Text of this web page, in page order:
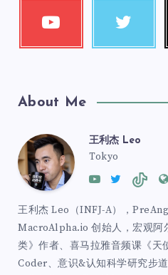
About Me
王利杰 Leo
Tokyo
王利杰 Leo（INFJ-A），
MacroAlpha.io 创始人，宏观阿
类》作者、喜马拉雅音频课《天
Coder、意识&认知科学研究步